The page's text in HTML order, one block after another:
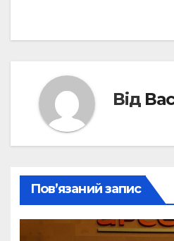
Від
Пов’язаний запис